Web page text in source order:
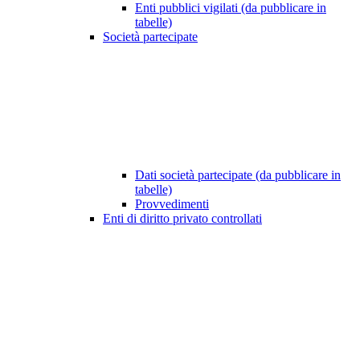
Enti pubblici vigilati (da pubblicare in
tabelle)
Società partecipate
Dati società partecipate (da pubblicare in
tabelle)
Provvedimenti
Enti di diritto privato controllati